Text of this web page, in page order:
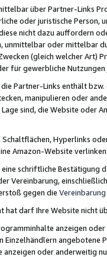
über Partner-Links
oder juristische
nicht dazu auffordern
unmittelbar oder mittelbar
(gleich welcher Art)
für gewerbliche
die Partner-Links enthält
manipulieren oder
sind, die Website oder
Hyperlinks
Amazon-Website
eine schriftliche
Vereinbarung,
gegen die Vereinbarung
hat darf Ihre Website nicht
anzeigen
Einzelhändlern
oder anderweitig